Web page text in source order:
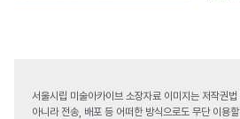
서울시립 미술아카이브 소장자료 이미지는 저작권
아니라 전송, 배포 등 어떠한 방식으로도 무단 이용할